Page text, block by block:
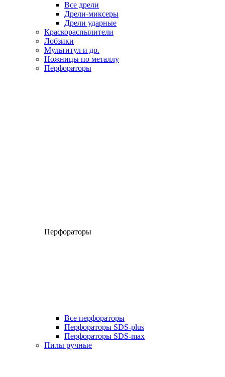
Все дрели
Дрели-миксеры
Дрели ударные
Краскораспылители
Лобзики
Мультитул и др.
Ножницы по металлу
Перфораторы
Перфораторы
Все перфораторы
Перфораторы SDS-plus
Перфораторы SDS-max
Пилы ручные